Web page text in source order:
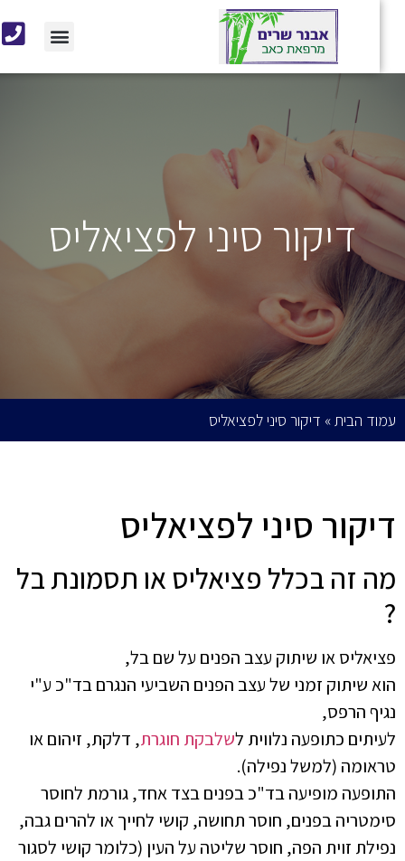
דיקור סיני לפציאליס
עמוד הבית» דיקור סיני לפציאליס
דיקור סיני לפציאליס
מה זה בכלל פציאליס או תסמונת בל
?
פציאליס או שיתוק עצב הפנים על שם בל,
הוא שיתוק זמני של עצב הפנים השביעי הנגרם בד"כ ע"י
נגיף הרפס,
לעיתים כתופעה נלווית לשלבקת חוגרת, דלקת, זיהום או
טראומה (למשל נפילה).
התופעה מופיעה בד"כ בפנים בצד אחד, גורמת לחוסר
סימטריה בפנים, חוסר תחושה, קושי לחייך או להרים גבה,
נפילת זוית הפה, חוסר שליטה על העין (כלומר קושי לסגור